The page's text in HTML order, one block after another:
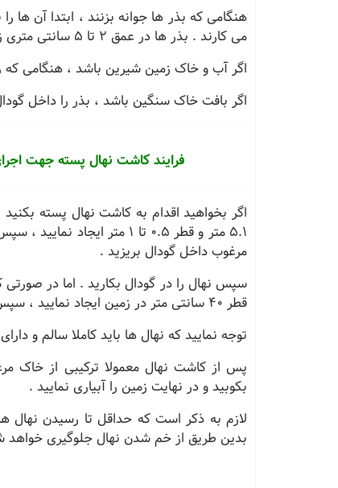
هنگامی که بذر ها جوانه بزنند ، ابتدا آن
می کارند . بذر ها در عمق 2 تا 5 سانتی متری زمین کاشته خواهند شد .
اگر آب و خاک زمین شیرین باشد ، هنگامی
اگر بافت خاک سنگین باشد ، بذر را داخل
فرایند کاشت نهال پسته جهت
اگر بخواهید اقدام به کاشت نهال پسته
5.1 متر و قطر 0.5 تا 1 متر
مرغوب داخل گودال بریزید .
قطر 40 سانتی متر در زمین ایجاد نمایید ، سپس نهال را در گودال بکارید .
توجه نمایید که نهال ها باید کاملا سالم و
پس از کاشت نهال معمولا ترکیبی از خاک
بکوبید و در نهایت زمین را آبیاری نمایید .
لازم به ذکر است که حداقل تا رسیدن نهال
بدین طریق از خم شدن نهال جلوگیری خواهد